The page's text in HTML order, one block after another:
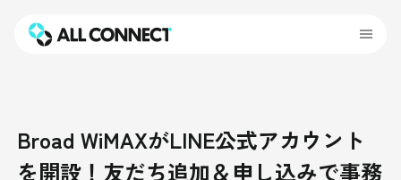
Broad WiMAXがLINE公式アカウント
を開設！友だち追加＆申し込みで事務